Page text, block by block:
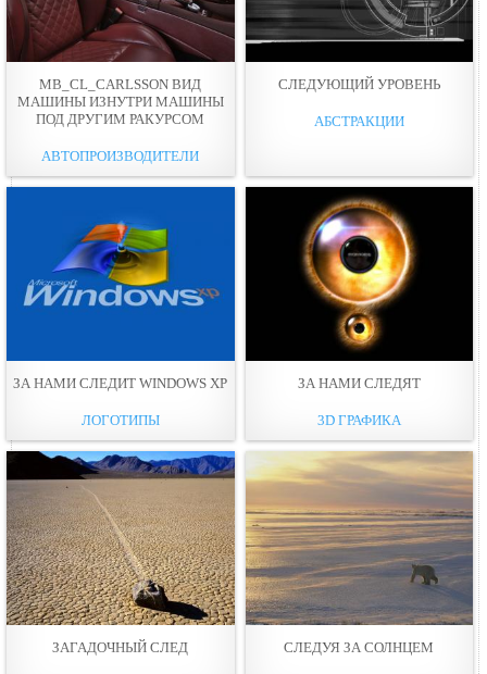
MB_CL_CARLSSON ВИД
МАШИНЫ ИЗНУТРИ МАШИНЫ
ПОД ДРУГИМ РАКУРСОМ
АВТОПРОИЗВОДИТЕЛИ
СЛЕДУЮЩИЙ УРОВЕНЬ
АБСТРАКЦИИ
ЗА НАМИ СЛЕДИТ WINDOWS XP
ЛОГОТИПЫ
ЗА НАМИ СЛЕДЯТ
3D ГРАФИКА
ЗАГАДОЧНЫЙ СЛЕД СЛЕДУЯ ЗА СОЛНЦЕМ